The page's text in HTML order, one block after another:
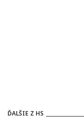
ĎALŠIE Z HS